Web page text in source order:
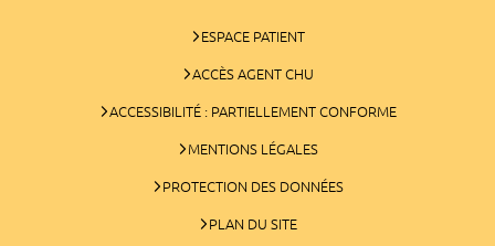
ESPACE PATIENT
ACCÈS AGENT CHU
ACCESSIBILITÉ : PARTIELLEMENT CONFORME
MENTIONS LÉGALES
PROTECTION DES DONNÉES
PLAN DU SITE